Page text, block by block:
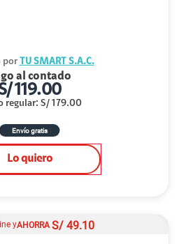
por TU SMART S.A.C.
al contado
119.00
regular: S/ 179.00
Envío gratis
Lo quiero
yAHORRA S/ 49.10